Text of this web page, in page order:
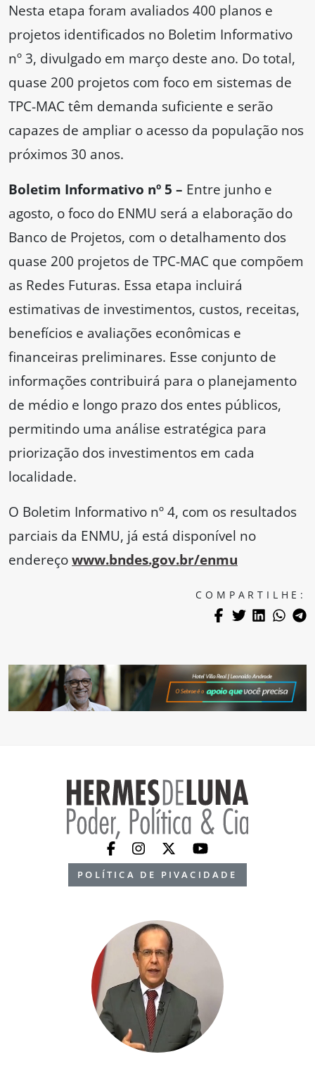
Nesta etapa foram avaliados 400 planos e
projetos identificados no Boletim Informativo
nº 3, divulgado em março deste ano. Do total,
quase 200 projetos com foco em sistemas de
TPC-MAC têm demanda suficiente e serão
capazes de ampliar o acesso da população nos
próximos 30 anos.
Boletim Informativo nº 5 – Entre junho e
agosto, o foco do ENMU será a elaboração do
Banco de Projetos, com o detalhamento dos
quase 200 projetos de TPC-MAC que compõem
as Redes Futuras. Essa etapa incluirá
estimativas de investimentos, custos, receitas,
benefícios e avaliações econômicas e
financeiras preliminares. Esse conjunto de
informações contribuirá para o planejamento
de médio e longo prazo dos entes públicos,
permitindo uma análise estratégica para
priorização dos investimentos em cada
localidade.
O Boletim Informativo nº 4, com os resultados
parciais da ENMU, já está disponível no
endereçowww.bndes.gov.br/enmu
COMPARTILHE:
POLÍTICA DE PIVACIDADE